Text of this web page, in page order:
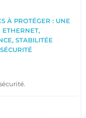
À PROTÉGER : UNE
ETHERNET,
STABILITÉE